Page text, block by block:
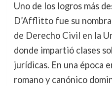
Uno de los logros más
D’Afflitto fue su
de Derecho Civil en la
donde impartió clases
jurídicas. En una época
romano y canónico